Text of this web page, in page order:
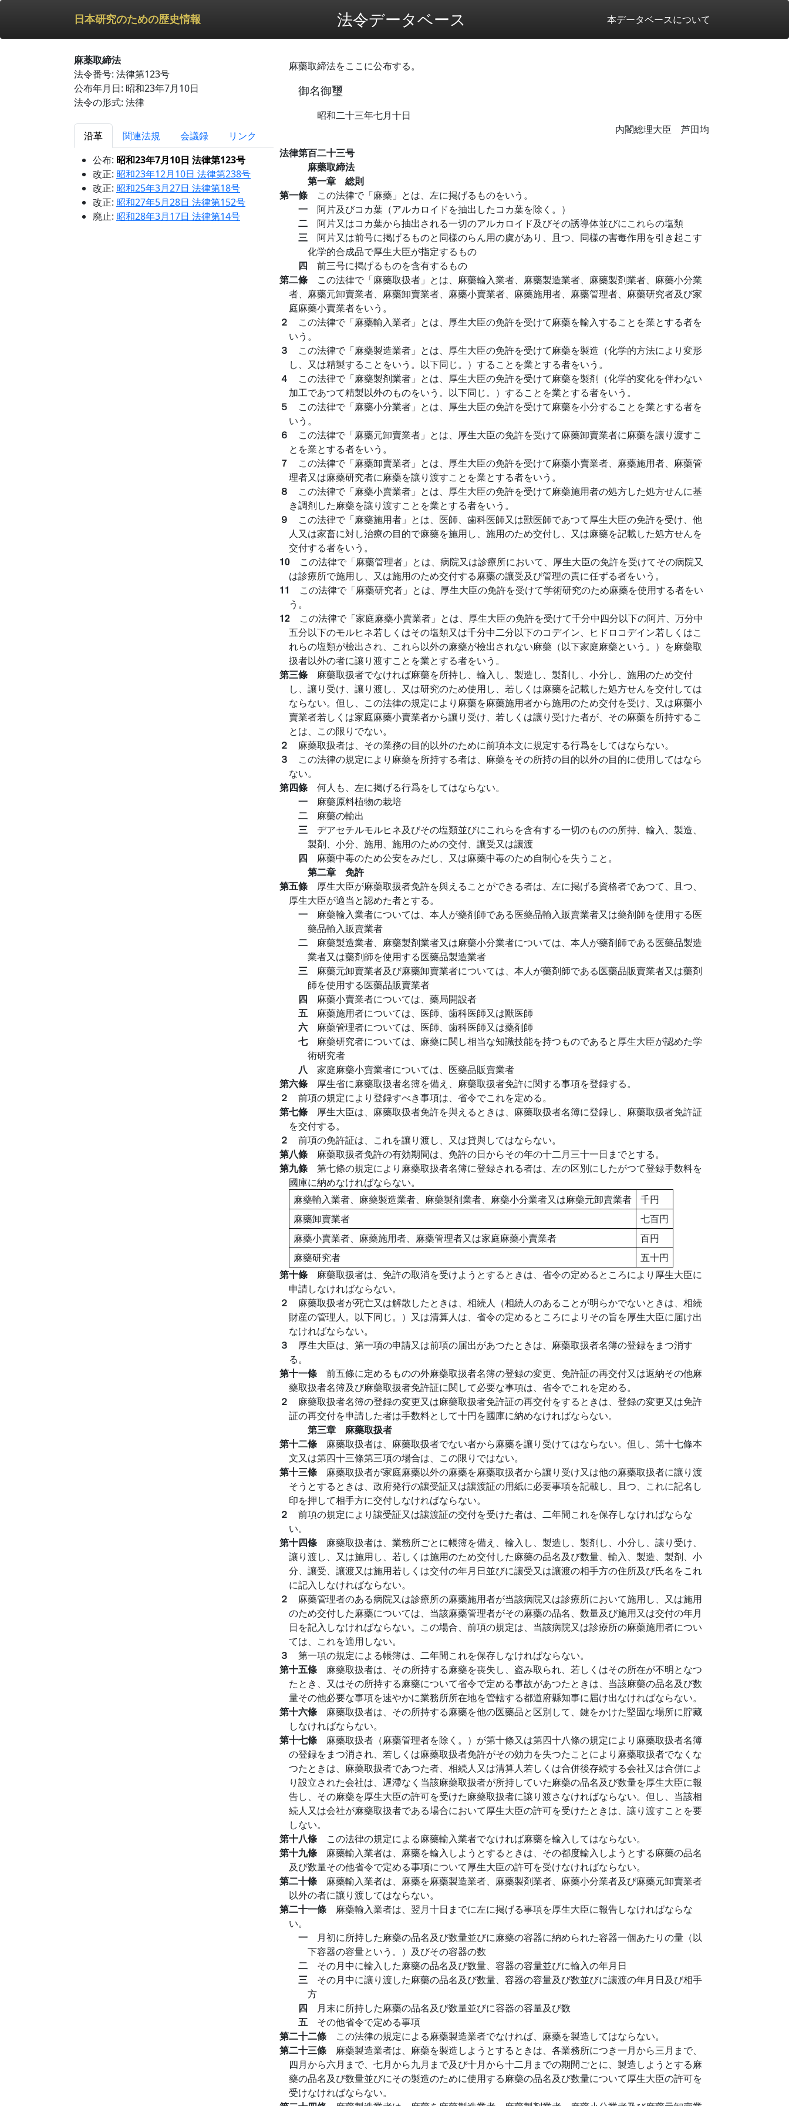
日本研究のための歴史情報 法令データベース 本データベースについて
麻薬取締法
法令番号: 法律第123号
公布年月日: 昭和23年7月10日
法令の形式: 法律
沿革 関連法規 会議録
リンク
公布: 昭和23年7月10日 法律第123号
改正: 昭和23年12月10日 法律第238号
改正: 昭和25年3月27日 法律第18号
改正: 昭和27年5月28日 法律第152号
廃止: 昭和28年3月17日 法律第14号
麻藥取締法をここに公布する。
御名御璽
昭和二十三年七月十日
内閣総理大臣 芦田均
法律第百二十三号
麻藥取締法
第一章 総則
第一條 この法律で「麻藥」とは、左に掲げるものをいう。
一 阿片及びコカ葉（アルカロイドを抽出したコカ葉を除く。）
二 阿片又はコカ葉から抽出される一切のアルカロイド及びその誘導体並びにこれらの塩類
三 阿片又は前号に掲げるものと同樣のらん用の虞があり、且つ、同樣の害毒作用を引き起こす
化学的合成品で厚生大臣が指定するもの
四 前三号に掲げるものを含有するもの
第二條 この法律で「麻藥取扱者」とは、麻藥輸入業者、麻藥製造業者、麻藥製剤業者、麻藥小分業
者、麻藥元卸賣業者、麻藥卸賣業者、麻藥小賣業者、麻藥施用者、麻藥管理者、麻藥研究者及び家
庭麻藥小賣業者をいう。
２ この法律で「麻藥輸入業者」とは、厚生大臣の免許を受けて麻藥を輸入することを業とする者を
いう。
３ この法律で「麻藥製造業者」とは、厚生大臣の免許を受けて麻藥を製造（化学的方法により変形
し、又は精製することをいう。以下同じ。）することを業とする者をいう。
４ この法律で「麻藥製剤業者」とは、厚生大臣の免許を受けて麻藥を製剤（化学的変化を伴わない
加工であつて精製以外のものをいう。以下同じ。）することを業とする者をいう。
５ この法律で「麻藥小分業者」とは、厚生大臣の免許を受けて麻藥を小分することを業とする者を
いう。
６ この法律で「麻藥元卸賣業者」とは、厚生大臣の免許を受けて麻藥卸賣業者に麻藥を讓り渡すこ
とを業とする者をいう。
７ この法律で「麻藥卸賣業者」とは、厚生大臣の免許を受けて麻藥小賣業者、麻藥施用者、麻藥管
理者又は麻藥研究者に麻藥を讓り渡すことを業とする者をいう。
８ この法律で「麻藥小賣業者」とは、厚生大臣の免許を受けて麻藥施用者の処方した処方せんに基
き調剤した麻藥を讓り渡すことを業とする者をいう。
９ この法律で「麻藥施用者」とは、医師、歯科医師又は獸医師であつて厚生大臣の免許を受け、他
人又は家畜に対し治療の目的で麻藥を施用し、施用のため交付し、又は麻藥を記載した処方せんを
交付する者をいう。
10 この法律で「麻藥管理者」とは、病院又は診療所において、厚生大臣の免許を受けてその病院又
は診療所で施用し、又は施用のため交付する麻藥の讓受及び管理の責に任ずる者をいう。
11 この法律で「麻藥研究者」とは、厚生大臣の免許を受けて学術研究のため麻藥を使用する者をい
う。
12 この法律で「家庭麻藥小賣業者」とは、厚生大臣の免許を受けて千分中四分以下の阿片、万分中
五分以下のモルヒネ若しくはその塩類又は千分中二分以下のコデイン、ヒドロコデイン若しくはこ
れらの塩類が檢出され、これら以外の麻藥が檢出されない麻藥（以下家庭麻藥という。）を麻藥取
扱者以外の者に讓り渡すことを業とする者をいう。
第三條 麻藥取扱者でなければ麻藥を所持し、輸入し、製造し、製剤し、小分し、施用のため交付
し、讓り受け、讓り渡し、又は研究のため使用し、若しくは麻藥を記載した処方せんを交付しては
ならない。但し、この法律の規定により麻藥を麻藥施用者から施用のため交付を受け、又は麻藥小
賣業者若しくは家庭麻藥小賣業者から讓り受け、若しくは讓り受けた者が、その麻藥を所持するこ
とは、この限りでない。
２ 麻藥取扱者は、その業務の目的以外のために前項本文に規定する行爲をしてはならない。
３ この法律の規定により麻藥を所持する者は、麻藥をその所持の目的以外の目的に使用してはなら
ない。
第四條 何人も、左に掲げる行爲をしてはならない。
一 麻藥原料植物の栽培
二 麻藥の輸出
三 ヂアセチルモルヒネ及びその塩類並びにこれらを含有する一切のものの所持、輸入、製造、
製剤、小分、施用、施用のための交付、讓受又は讓渡
四 麻藥中毒のため公安をみだし、又は麻藥中毒のため自制心を失うこと。
第二章 免許
第五條 厚生大臣が麻藥取扱者免許を與えることができる者は、左に掲げる資格者であつて、且つ、
厚生大臣が適当と認めた者とする。
一 麻藥輸入業者については、本人が藥剤師である医藥品輸入販賣業者又は藥剤師を使用する医
藥品輸入販賣業者
二 麻藥製造業者、麻藥製剤業者又は麻藥小分業者については、本人が藥剤師である医藥品製造
業者又は藥剤師を使用する医藥品製造業者
三 麻藥元卸賣業者及び麻藥卸賣業者については、本人が藥剤師である医藥品販賣業者又は藥剤
師を使用する医藥品販賣業者
四 麻藥小賣業者については、藥局開設者
五 麻藥施用者については、医師、歯科医師又は獸医師
六 麻藥管理者については、医師、歯科医師又は藥剤師
七 麻藥研究者については、麻藥に関し相当な知識技能を持つものであると厚生大臣が認めた学
術研究者
八 家庭麻藥小賣業者については、医藥品販賣業者
第六條 厚生省に麻藥取扱者名簿を備え、麻藥取扱者免許に関する事項を登録する。
２ 前項の規定により登録すべき事項は、省令でこれを定める。
第七條 厚生大臣は、麻藥取扱者免許を與えるときは、麻藥取扱者名簿に登録し、麻藥取扱者免許証
を交付する。
２ 前項の免許証は、これを讓り渡し、又は貸與してはならない。
第八條 麻藥取扱者免許の有効期間は、免許の日からその年の十二月三十一日までとする。
第九條 第七條の規定により麻藥取扱者名簿に登録される者は、左の区別にしたがつて登録手数料を
國庫に納めなければならない。
麻藥輸入業者、麻藥製造業者、麻藥製剤業者、麻藥小分業者又は麻藥元卸賣業者
千円
麻藥卸賣業者
七百円
麻藥小賣業者、麻藥施用者、麻藥管理者又は家庭麻藥小賣業者
百円
麻藥研究者
五十円
第十條 麻藥取扱者は、免許の取消を受けようとするときは、省令の定めるところにより厚生大臣に
申請しなければならない。
２ 麻藥取扱者が死亡又は解散したときは、相続人（相続人のあることが明らかでないときは、相続
財産の管理人。以下同じ。）又は清算人は、省令の定めるところによりその旨を厚生大臣に届け出
なければならない。
３ 厚生大臣は、第一項の申請又は前項の届出があつたときは、麻藥取扱者名簿の登録をまつ消す
る。
第十一條 前五條に定めるものの外麻藥取扱者名簿の登録の変更、免許証の再交付又は返納その他麻
藥取扱者名簿及び麻藥取扱者免許証に関して必要な事項は、省令でこれを定める。
２ 麻藥取扱者名簿の登録の変更又は麻藥取扱者免許証の再交付をするときは、登録の変更又は免許
証の再交付を申請した者は手数料として十円を國庫に納めなければならない。
第三章 麻藥取扱者
第十二條 麻藥取扱者は、麻藥取扱者でない者から麻藥を讓り受けてはならない。但し、第十七條本
文又は第四十三條第三項の場合は、この限りではない。
第十三條 麻藥取扱者が家庭麻藥以外の麻藥を麻藥取扱者から讓り受け又は他の麻藥取扱者に讓り渡
そうとするときは、政府発行の讓受証又は讓渡証の用紙に必要事項を記載し、且つ、これに記名し
印を押して相手方に交付しなければならない。
２ 前項の規定により讓受証又は讓渡証の交付を受けた者は、二年間これを保存しなければならな
い。
第十四條 麻藥取扱者は、業務所ごとに帳簿を備え、輸入し、製造し、製剤し、小分し、讓り受け、
讓り渡し、又は施用し、若しくは施用のため交付した麻藥の品名及び数量、輸入、製造、製剤、小
分、讓受、讓渡又は施用若しくは交付の年月日並びに讓受又は讓渡の相手方の住所及び氏名をこれ
に記入しなければならない。
２ 麻藥管理者のある病院又は診療所の麻藥施用者が当該病院又は診療所において施用し、又は施用
のため交付した麻藥については、当該麻藥管理者がその麻藥の品名、数量及び施用又は交付の年月
日を記入しなければならない。この場合、前項の規定は、当該病院又は診療所の麻藥施用者につい
ては、これを適用しない。
３ 第一項の規定による帳簿は、二年間これを保存しなければならない。
第十五條 麻藥取扱者は、その所持する麻藥を喪失し、盗み取られ、若しくはその所在が不明となつ
たとき、又はその所持する麻藥について省令で定める事故があつたときは、当該麻藥の品名及び数
量その他必要な事項を速やかに業務所所在地を管轄する都道府縣知事に届け出なければならない。
第十六條 麻藥取扱者は、その所持する麻藥を他の医藥品と区別して、鍵をかけた堅固な場所に貯藏
しなければならない。
第十七條 麻藥取扱者（麻藥管理者を除く。）が第十條又は第四十八條の規定により麻藥取扱者名簿
の登録をまつ消され、若しくは麻藥取扱者免許がその効力を失つたことにより麻藥取扱者でなくな
つたときは、麻藥取扱者であつた者、相続人又は清算人若しくは合併後存続する会社又は合併によ
り設立された会社は、遅滯なく当該麻藥取扱者が所持していた麻藥の品名及び数量を厚生大臣に報
告し、その麻藥を厚生大臣の許可を受けた麻藥取扱者に讓り渡さなければならない。但し、当該相
続人又は会社が麻藥取扱者である場合において厚生大臣の許可を受けたときは、讓り渡すことを要
しない。
第十八條 この法律の規定による麻藥輸入業者でなければ麻藥を輸入してはならない。
第十九條 麻藥輸入業者は、麻藥を輸入しようとするときは、その都度輸入しようとする麻藥の品名
及び数量その他省令で定める事項について厚生大臣の許可を受けなければならない。
第二十條 麻藥輸入業者は、麻藥を麻藥製造業者、麻藥製剤業者、麻藥小分業者及び麻藥元卸賣業者
以外の者に讓り渡してはならない。
第二十一條 麻藥輸入業者は、翌月十日までに左に掲げる事項を厚生大臣に報告しなければならな
い。
一 月初に所持した麻藥の品名及び数量並びに麻藥の容器に納められた容器一個あたりの量（以
下容器の容量という。）及びその容器の数
二 その月中に輸入した麻藥の品名及び数量、容器の容量並びに輸入の年月日
三 その月中に讓り渡した麻藥の品名及び数量、容器の容量及び数並びに讓渡の年月日及び相手
方
四 月末に所持した麻藥の品名及び数量並びに容器の容量及び数
五 その他省令で定める事項
第二十二條 この法律の規定による麻藥製造業者でなければ、麻藥を製造してはならない。
第二十三條 麻藥製造業者は、麻藥を製造しようとするときは、各業務所につき一月から三月まで、
四月から六月まで、七月から九月まで及び十月から十二月までの期間ごとに、製造しようとする麻
藥の品名及び数量並びにその製造のために使用する麻藥の品名及び数量について厚生大臣の許可を
受けなければならない。